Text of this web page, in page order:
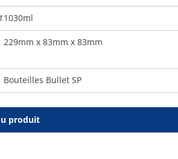
produit
1030ml
229mm x 83mm x 83mm
Bouteilles Bullet SP